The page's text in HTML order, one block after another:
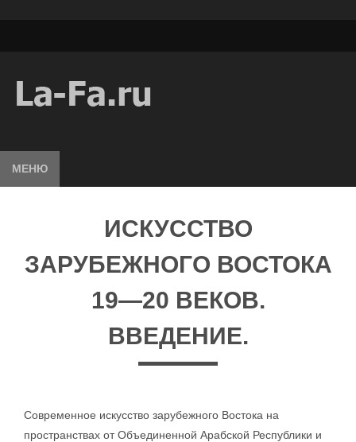
МЕНЮ
ИСКУССТВО
ЗАРУБЕЖНОГО ВОСТОКА
19—20 ВЕКОВ.
ВВЕДЕНИЕ.
Современное искусство зарубежного Востока на
пространствах от Объединенной Арабской Республики и